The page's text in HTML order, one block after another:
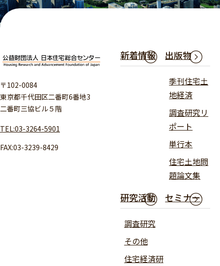
〒102-0084
東京都千代田区二番町6番地3
二番町三協ビル５階
TEL:03-3264-5901
FAX:03-3239-8429
新着情報 出版物
季刊住宅土
地経済
調査研究リ
ポート
単行本
住宅土地問
題論文集
研究活動
調査研究
その他
住宅経済研
セミナー